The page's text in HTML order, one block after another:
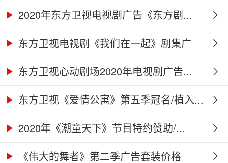
格...2020年东方卫视电视剧广告《东方剧...
东方卫视电视剧《我们在一起》剧集广
告...东方卫视心动剧场2020年电视剧广告...
东方卫视《爱情公寓》第五季冠名/植入...
2020年《潮童天下》节目特约赞助/...
《伟大的舞者》第二季广告套装价格